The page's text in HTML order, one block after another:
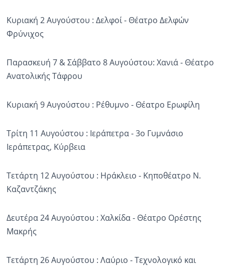
Κυριακή 2 Αυγούστου : Δελφοί - Θέατρο Δελφών
Φρύνιχος
Παρασκευή 7 & Σάββατο 8 Αυγούστου: Χανιά - Θέατρο
Ανατολικής Τάφρου
Κυριακή 9 Αυγούστου : Ρέθυμνο - Θέατρο Ερωφίλη
Τρίτη 11 Αυγούστου : Ιεράπετρα - 3ο Γυμνάσιο
Ιεράπετρας, Κύρβεια
Τετάρτη 12 Αυγούστου : Ηράκλειο - Κηποθέατρο Ν.
Καζαντζάκης
Δευτέρα 24 Αυγούστου : Χαλκίδα - Θέατρο Ορέστης
Μακρής
Τετάρτη 26 Αυγούστου : Λαύριο - Τεχνολογικό και